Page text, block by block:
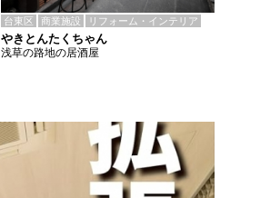
台東区 商業施設 リフォーム・インテリア
やきとんたくちゃん
浅草の路地の居酒屋